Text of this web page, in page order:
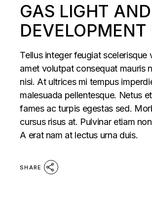
GAS LIGHT AND
Tellus integer feugiat scelerisque
amet volutpat consequat mauris
nisi. At ultrices mi tempus
malesuada pellentesque. Netus
fames ac turpis egestas sed.
cursus risus at. Pulvinar etiam
A erat nam at lectus urna duis.
SHARE